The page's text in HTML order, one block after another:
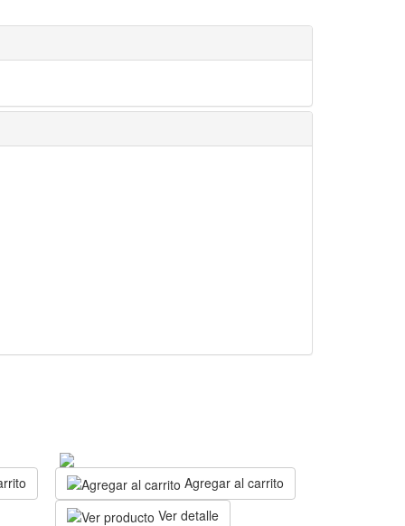
Agregar al carrito
Ver detalle